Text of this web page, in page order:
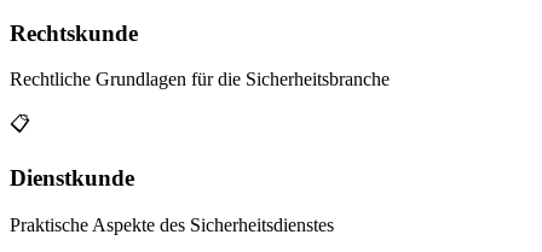
Rechtskunde
Rechtliche Grundlagen für die Sicherheitsbranche
📋
Dienstkunde
Praktische Aspekte des Sicherheitsdienstes